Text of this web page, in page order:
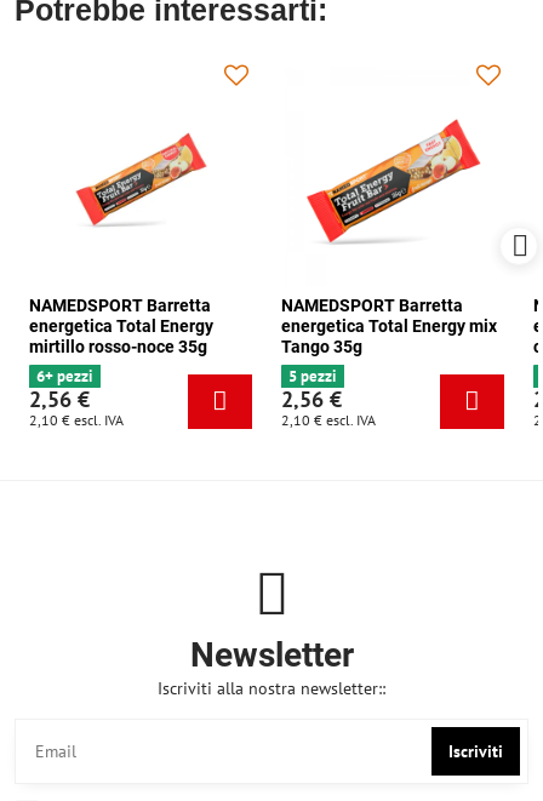
Potrebbe interessarti:
NAMEDSPORT Barretta
energetica Total Energy
mirtillo rosso-noce 35g
6+ pezzi
2,56 €
2,10 € escl. IVA
NAMEDSPORT Barretta
energetica Total Energy mix
Tango 35g
5 pezzi
2,56 €
2,10 € escl. IVA
Newsletter
Iscriviti alla nostra newsletter::
Iscriviti